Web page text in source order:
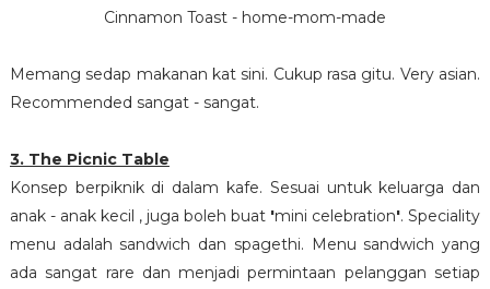
Cinnamon Toast - home-mom-made
Memang sedap makanan kat sini. Cukup rasa gitu. Very asian.
Recommended sangat - sangat.
3. The Picnic Table
Konsep berpiknik di dalam kafe. Sesuai untuk keluarga dan
anak - anak kecil , juga boleh buat 'mini celebration'. Speciality
menu adalah sandwich dan spagethi. Menu sandwich yang
ada sangat rare dan menjadi permintaan pelanggan setiap